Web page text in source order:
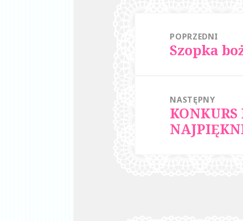
POPRZEDNI
Poprzedni
Szopka
NASTĘPNY
Następny
wpis: